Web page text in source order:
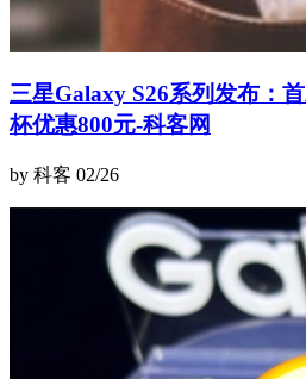
三星Galaxy S26系列发布：
杯优惠800元-科客网
by 科客 02/26